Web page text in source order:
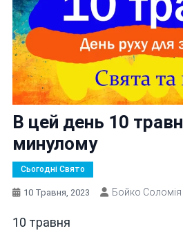
В цей день 10
минулому
Сьогодні Свято
10 Травня, 2023 Бойко Соломія
10 травня